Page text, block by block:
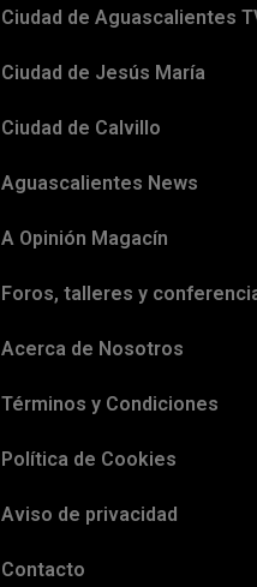
Ciudad de Aguascalientes
Ciudad de Jesús María
Ciudad de Calvillo
Aguascalientes News
A Opinión Magacín
Foros, talleres y
Acerca de Nosotros
Términos y Condiciones
Política de Cookies
Aviso de privacidad
Contacto